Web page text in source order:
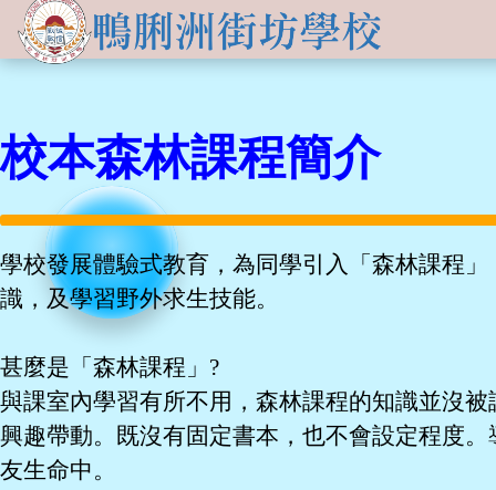
關於
校長的話
行政架構
學校成員
學校設施
學校計劃及報告
校歌
刊物
品德培育
學生支援
小一適應
潛能發展
學生成就
學生投稿
教師成就
升中派位
領袖培訓
傳媒報導
交流活動
活動相集
升中資訊
校曆表
校車路線
校服樣式
學習資源
Information for
non-Chinese parents
學校支援摘要
School Support Summary
入學申請
聯絡我們
校本森林課程簡介
學校發展體驗式教育，為同學引入「森林課程
識，及學習野外求生技能。
甚麼是「森林課程」?
與課室內學習有所不用，森林課程的知識並沒
興趣帶動。既沒有固定書本，也不會設定程度
友生命中。